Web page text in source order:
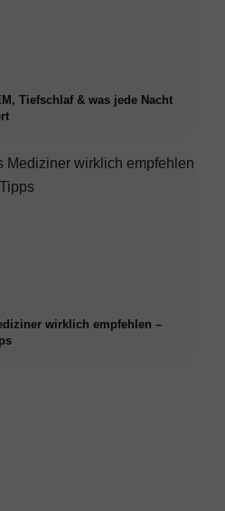
Tiefschlaf & was jede Nacht
wirklich empfehlen –